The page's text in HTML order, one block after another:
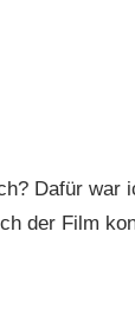
Dafür war
der Film